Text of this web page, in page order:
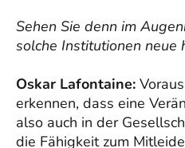
Sehen Sie denn im
solche Institutionen neue
Oskar Lafontaine:
erkennen, dass eine
also auch in der
die Fähigkeit zum